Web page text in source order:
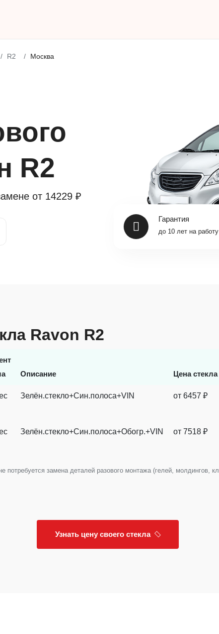
R2 Москва
R2
от 14229 ₽
Гарантия
до 10 лет на работу
Ravon R2
Описание Цена стекла
Зелён.стекло+Син.полоса+VIN от 6457 ₽
Зелён.стекло+Син.полоса+Обогр.+VIN от 7518 ₽
замена деталей разового монтажа (гелей, молдингов,
Узнать цену своего стекла